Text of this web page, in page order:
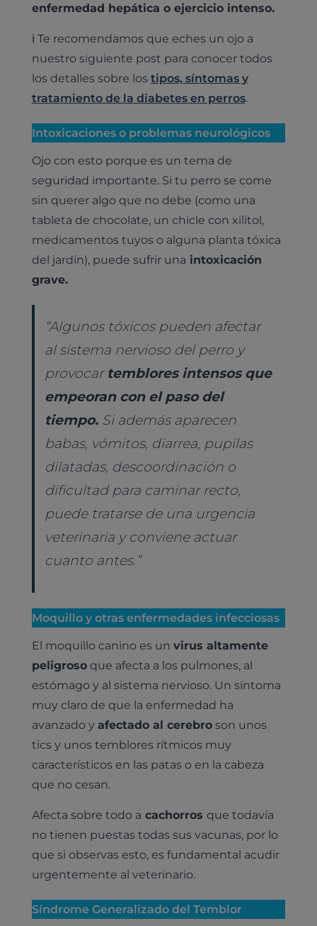
enfermedad hepática o ejercicio intenso.
ℹ️ Te recomendamos que eches un ojo a
nuestro siguiente post para conocer todos
los detalles sobre los tipos, síntomas y
tratamiento de la diabetes en perros.
Intoxicaciones o problemas neurológicos
Ojo con esto porque es un tema de
seguridad importante. Si tu perro se come
sin querer algo que no debe (como una
tableta de chocolate, un chicle con xilitol,
medicamentos tuyos o alguna planta tóxica
del jardín), puede sufrir una intoxicación
grave.
“Algunos tóxicos pueden afectar
al sistema nervioso del perro y
provocartemblores intensos que
empeoran con el paso del
tiempo. Si además aparecen
babas, vómitos, diarrea, pupilas
dilatadas, descoordinación o
dificultad para caminar recto,
puede tratarse de una urgencia
veterinaria y conviene actuar
cuanto antes. ”
Moquillo y otras enfermedades infecciosas
El moquillo canino es un virus altamente
peligrosoque afecta a los pulmones, al
estómago y al sistema nervioso. Un síntoma
muy claro de que la enfermedad ha
avanzado y afectado al cerebroson unos
tics y unos temblores rítmicos muy
característicos en las patas o en la cabeza
que no cesan.
Afecta sobre todo a cachorros que todavía
no tienen puestas todas sus vacunas, por lo
que si observas esto, es fundamental acudir
urgentemente al veterinario.
Síndrome Generalizado del Temblor